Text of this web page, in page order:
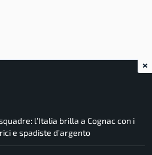
l’Italia brilla a Cognac con i
e spadiste d’argento
×